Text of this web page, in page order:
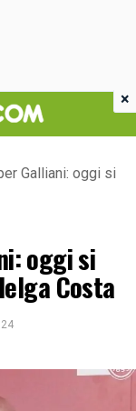
Galliani: oggi si
oggi si
Costa
×